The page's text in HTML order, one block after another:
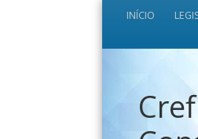
INÍCIO